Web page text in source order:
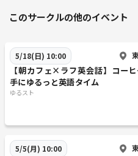
このサークルの他のイベント
5/18(日) 10:00
【朝カフェ×ラフ英会話】コー
手にゆるっと英語タイム
ゆるスト
5/5(月) 10:00